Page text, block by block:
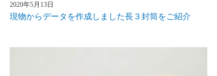
2020年5月13日
現物からデータを作成しました長３封筒をご紹介